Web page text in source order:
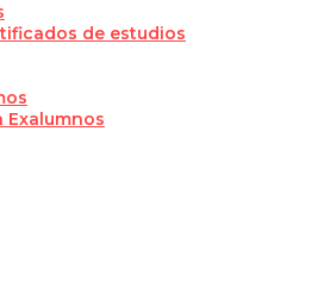
de estudios
Exalumnos